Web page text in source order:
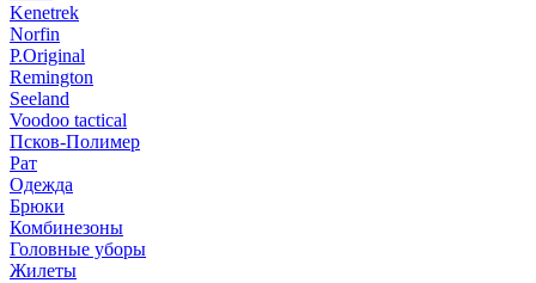
Kenetrek
Norfin
P.Original
Remington
Seeland
Voodoo tactical
Псков-Полимер
Рат
Одежда
Брюки
Комбинезоны
Головные уборы
Жилеты